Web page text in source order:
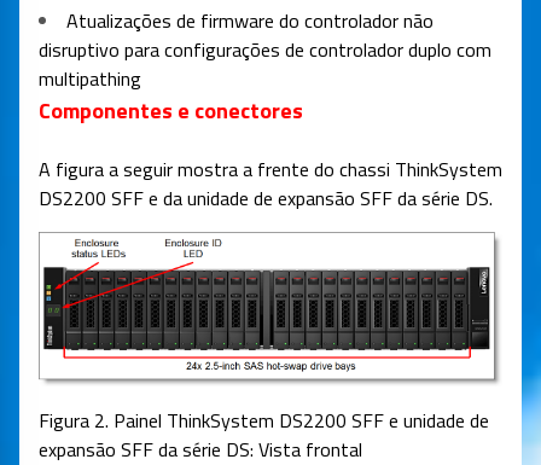
Atualizações de firmware do controlador não
disruptivo para configurações de controlador duplo com
multipathing
Componentes e conectores
A figura a seguir mostra a frente do chassi ThinkSystem
DS2200 SFF e da unidade de expansão SFF da série DS.
Figura 2. Painel ThinkSystem DS2200 SFF e unidade de
expansão SFF da série DS: Vista frontal